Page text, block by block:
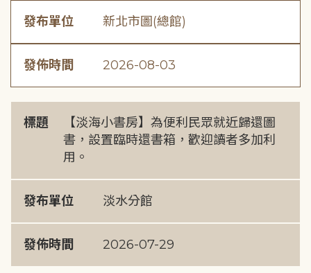
發布單位 新北市圖(總館)
發佈時間 2026-08-03
標題
【淡海小書房】為便利民眾就近歸還圖
書，設置臨時還書箱，歡迎讀者多加利
用。
發布單位 淡水分館
發佈時間 2026-07-29